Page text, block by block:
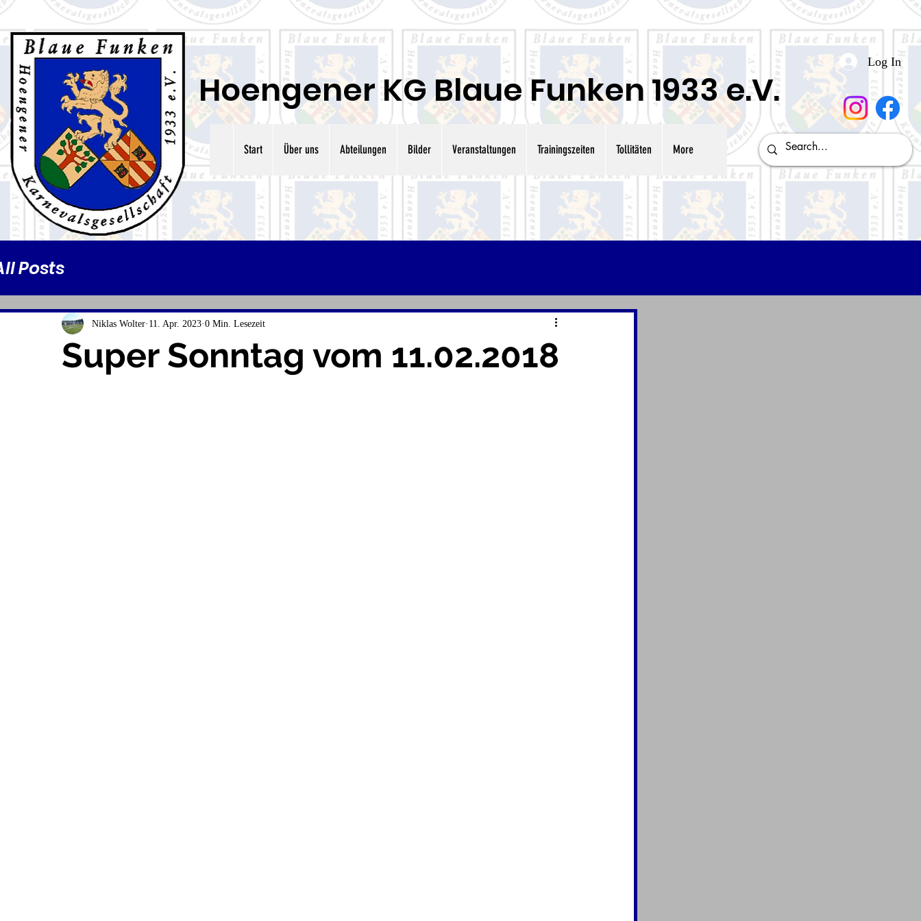
Start Über uns Abteilungen Bilder Veranstaltungen Trainingszeiten Tollitäten More
Hoengener KG Blaue Funken 1933 e.V.
Log In
Posts
Super Sonntag vom 11.02.2018
Niklas Wolter 11. Apr. 2023 0 Min. Lesezeit